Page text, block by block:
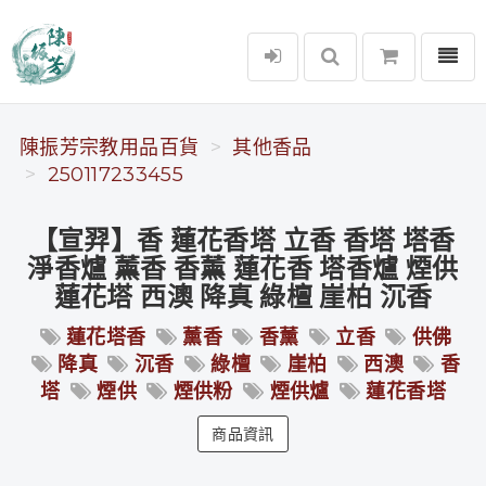
陳振芳宗教用品百貨
選單
陳振芳宗教用品百貨
其他香品
250117233455
【宣羿】香 蓮花香塔 立香 香塔 塔香
淨香爐 薰香 香薰 蓮花香 塔香爐 煙供
蓮花塔 西澳 降真 綠檀 崖柏 沉香
蓮花塔香 薰香 香薰 立香
供佛
降真
沉香 綠檀 崖柏 西澳
香
塔
煙供 煙供粉 煙供爐 蓮花香塔
商品資訊